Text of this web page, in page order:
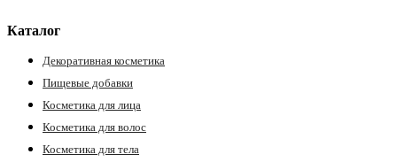
Каталог
Декоративная косметика
Пищевые добавки
Косметика для лица
Косметика для волос
Косметика для тела